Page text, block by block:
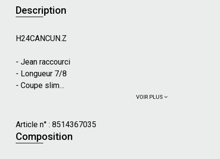
Description
H24CANCUN.Z
- Jean raccourci
- Longueur 7/8
- Coupe slim
- Fermeture par bouton
- Contient du coton bio
VOIR PLUS
Article n° : 8514367035
Composition